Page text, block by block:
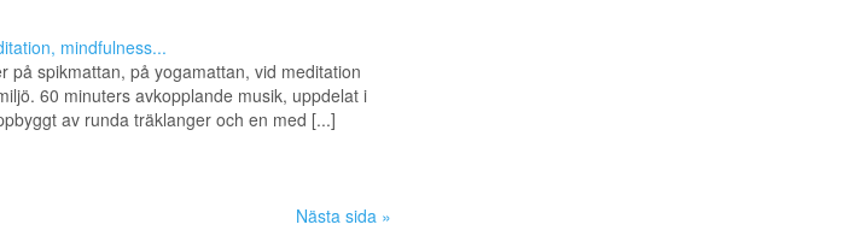
mindfulness...
på spikmattan, på yogamattan, vid meditation
60 minuters avkopplande musik, uppdelat i
av runda träklanger och en med [...]
Nästa sida »